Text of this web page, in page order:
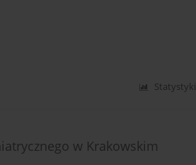
Statystyki
w Krakowskim